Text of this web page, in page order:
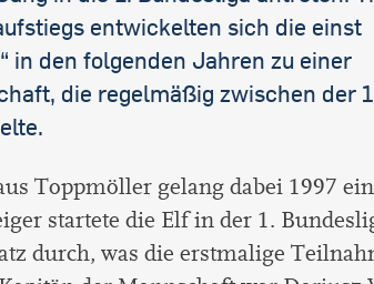
entwickelten sich die einst
in den folgenden Jahren zu einer
die regelmäßig zwischen der
Toppmöller gelang dabei 1997
startete die Elf in der 1.
durch, was die erstmalige